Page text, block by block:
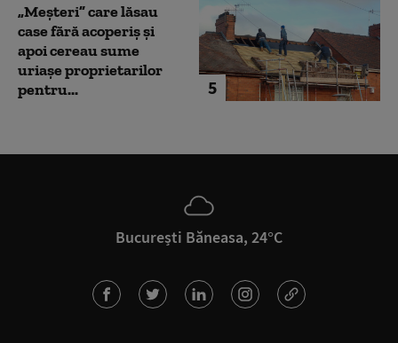
5
„Meșteri” care lăsau
case fără acoperiș și
apoi cereau sume
uriașe proprietarilor
pentru...
București Băneasa, 24°C